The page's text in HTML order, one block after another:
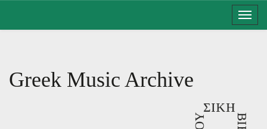
Greek Music Archive